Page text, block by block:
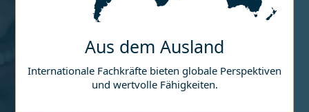
Aus dem Ausland
Internationale Fachkräfte bieten globale Perspektiven
und wertvolle Fähigkeiten.